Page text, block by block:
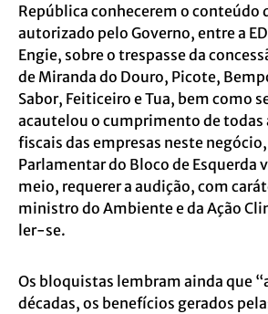
República conhecerem o conteúdo
autorizado pelo Governo, entre a
Engie, sobre o trespasse da
de Miranda do Douro, Picote,
Sabor, Feiticeiro e Tua, bem como
acautelou o cumprimento de todas
fiscais das empresas neste
Parlamentar do Bloco de Esquerda
meio, requerer a audição, com
ministro do Ambiente e da Ação
ler-se.
Os bloquistas lembram ainda que
décadas, os benefícios gerados